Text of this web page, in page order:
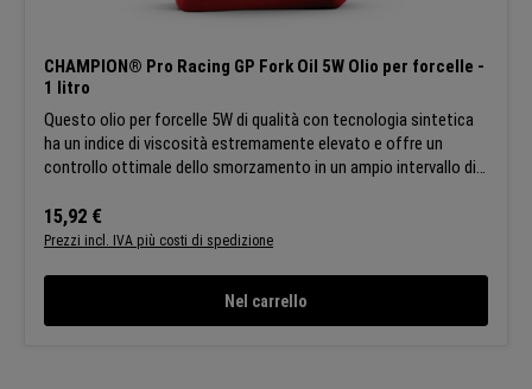
CHAMPION® Pro Racing GP Fork Oil 5W Olio per forcelle -
1 litro
Questo olio per forcelle 5W di qualità con tecnologia sintetica
ha un indice di viscosità estremamente elevato e offre un
controllo ottimale dello smorzamento in un ampio intervallo di
tua moto combinando lo spurgo rapido e la compatibilità con gli
elastomeri con la protezione dalla corrosione e dall'usura.
ammortizzatori di biciclette e ciclomotori. È adatto per l'uso su
strada e fuori strada. La scelta tra i diversi tipi di olio per
Prezzo normale:
15,92 €
Prezzi incl. IVA più costi di spedizione
Nel carrello